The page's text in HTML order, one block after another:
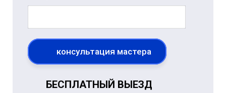
консультация мастера
БЕСПЛАТНЫЙ ВЫЕЗД